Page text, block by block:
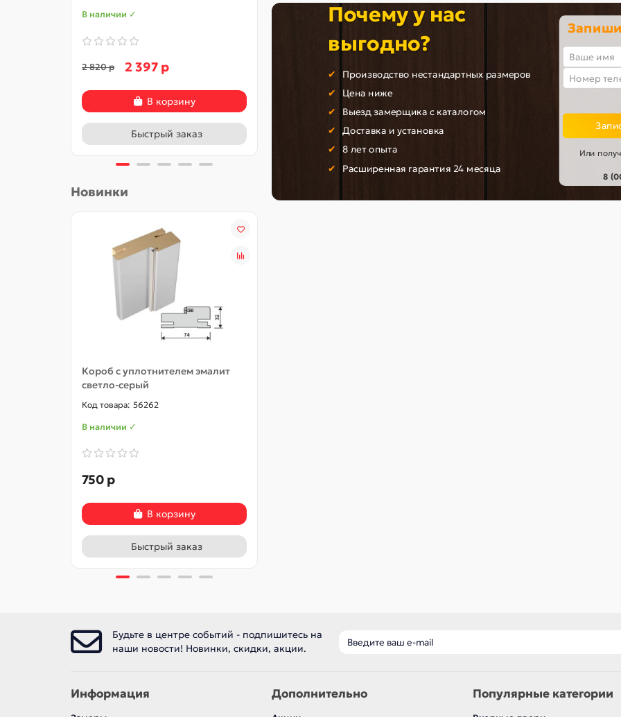
В наличии ✓
2 820 р 2 397 р
В корзину
Быстрый заказ
В наличии ✓
4 565 р
В корзину
Быстрый заказ
18 080 р
Быстрый заказ
Новинки
Короб с уплотнителем эмалит
светло-серый
56262
В наличии ✓
750 р
В корзину
Быстрый заказ
Почему у нас
выгодно?
Производство нестандартных размеров
Цена ниже
Выезд замерщика с каталогом
Доставка и установка
8 лет опыта
Расширенная гарантия 24 месяца
Или
8
Будьте в центре событий - подпишитесь на
наши новости! Новинки, скидки, акции.
Информация Дополнительно Популярные категории